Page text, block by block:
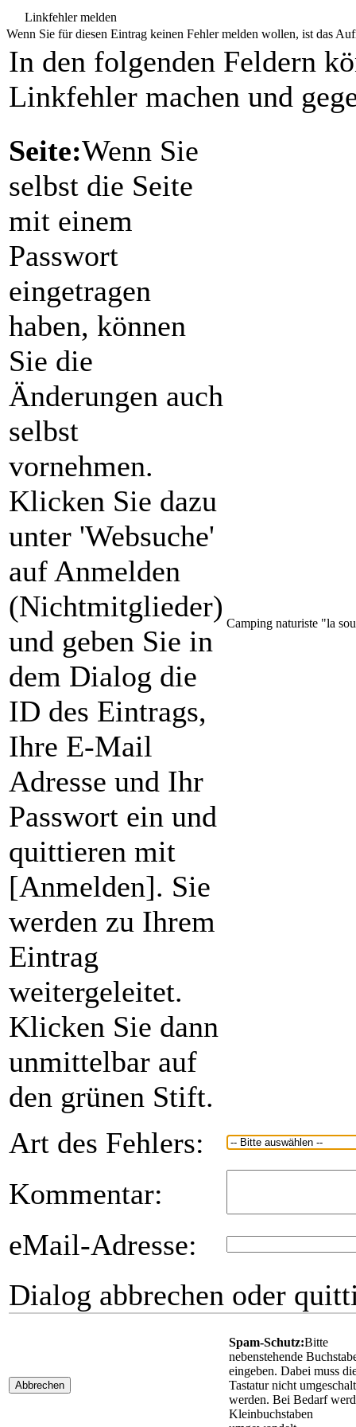
Linkfehler melden
Wenn Sie für diesen Eintrag keinen Fehler melden wollen, ist das
In den folgenden Feldern
Linkfehler machen und
Seite:Wenn Sie
selbst die Seite
mit einem
Passwort
eingetragen
haben, können
Sie die
Änderungen auch
selbst
vornehmen.
Klicken Sie dazu
unter 'Websuche'
auf Anmelden
(Nichtmitglieder)
und geben Sie in
dem Dialog die
ID des Eintrags,
Ihre E-Mail
Adresse und Ihr
Passwort ein und
quittieren mit
[Anmelden]. Sie
werden zu Ihrem
Eintrag
weitergeleitet.
Klicken Sie dann
unmittelbar auf
den grünen Stift.
Camping naturiste "la
Art des Fehlers:
Kommentar:
eMail-Adresse:
Dialog abbrechen oder
Abbrechen
Spam-Schutz:Bitte
nebenstehende
eingeben. Dabei muss
Tastatur nicht
werden. Bei Bedarf
Kleinbuchstaben